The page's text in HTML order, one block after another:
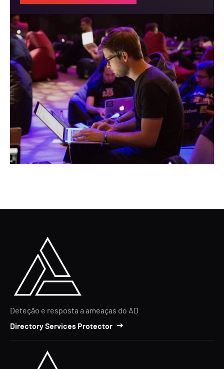
Deteção e resposta a ameaças do AD
Directory Services Protector